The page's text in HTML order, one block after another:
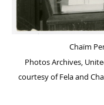
Chaïm
Photos Archives,
courtesy of Fela and